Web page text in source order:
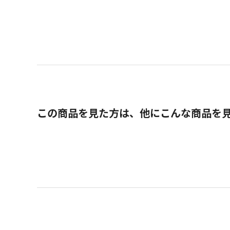
この商品を見た方は、他にこんな商品を